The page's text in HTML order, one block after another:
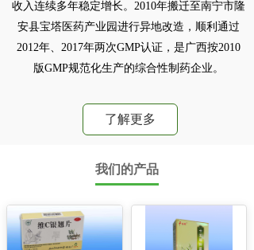
收入连续多年稳定增长。2010年搬迁至南宁市隆
安县宝塔医药产业园进行异地改造，顺利通过
2012年、2017年两次GMP认证，是广西按2010
版GMP规范化生产的综合性制药企业。
了解更多
我们的产品